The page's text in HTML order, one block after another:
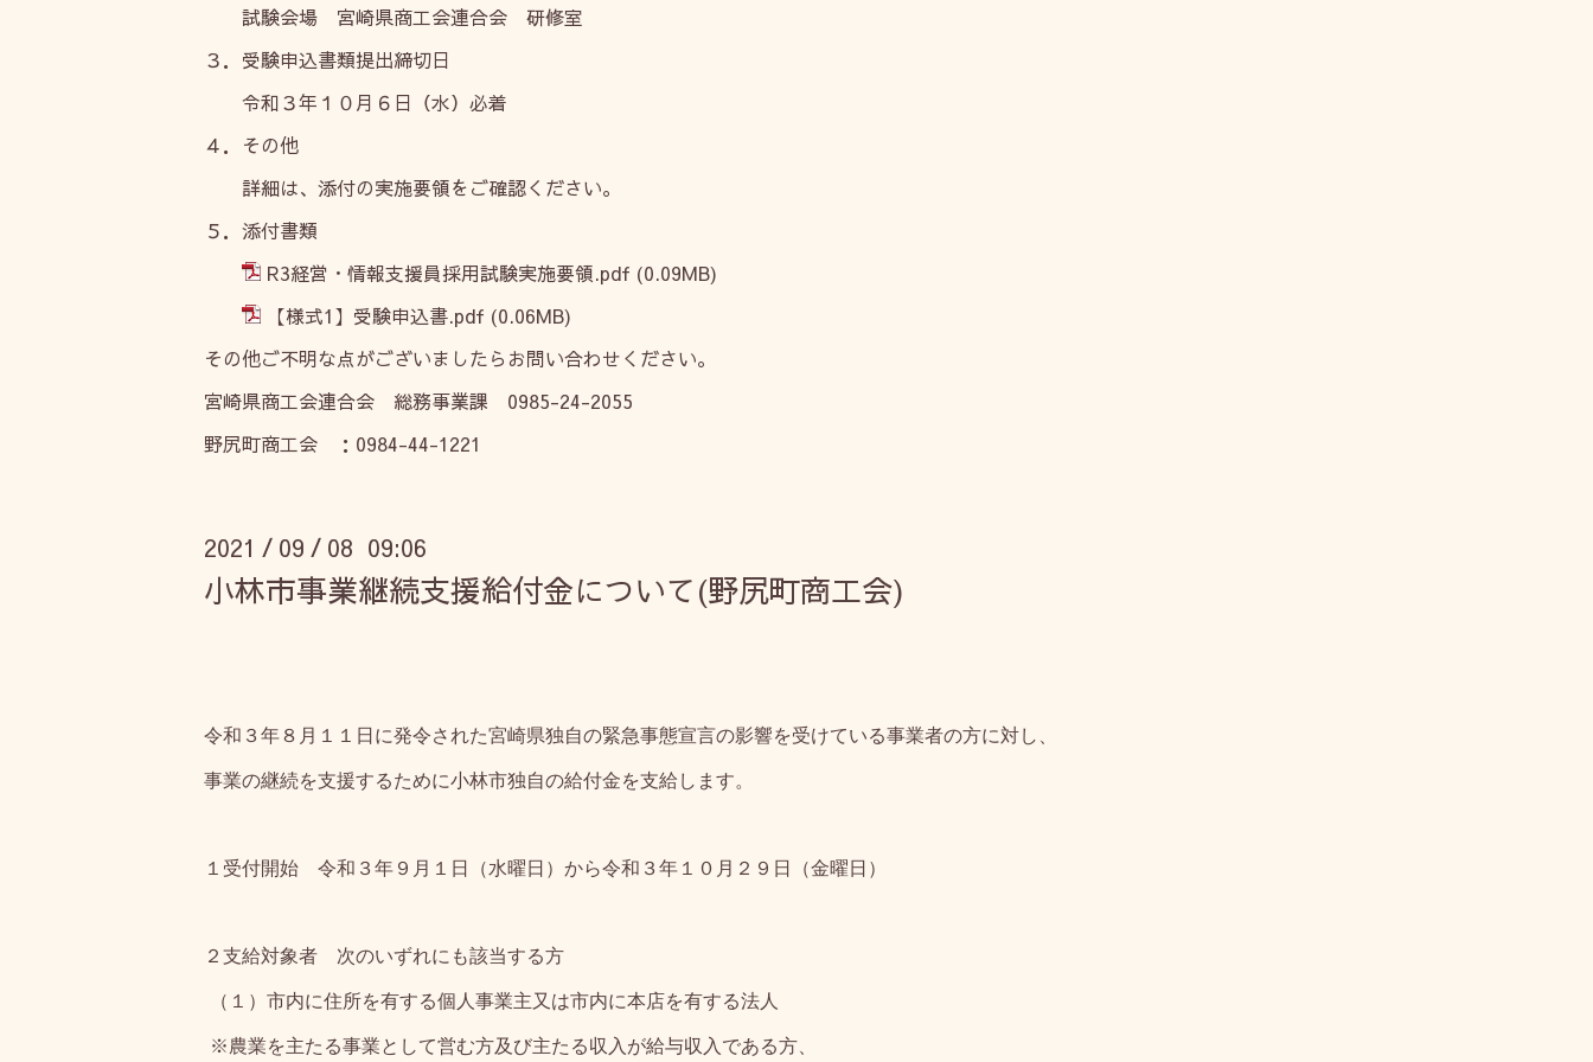
試験会場 宮崎県商工会連合会 研修室
３．受験申込書類提出締切日
令和３年１０月６日（水）必着
４．その他
詳細は、添付の実施要領をご確認ください。
５．添付書類
R3経営・情報支援員採用試験実施要領.pdf (0.09MB)
【様式1】受験申込書.pdf (0.06MB)
その他ご不明な点がございましたらお問い合わせください。
宮崎県商工会連合会 総務事業課 0985-24-2055
野尻町商工会 ：0984-44-1221
2021 / 09 / 08 09:06
小林市事業継続支援給付金について(野尻町商工会)
令和３年８月１１日に発令された宮崎県独自の緊急事態宣言の影響を受けている事業者の方に対し、
事業の継続を支援するために小林市独自の給付金を支給します。
１受付開始 令和３年９月１日（水曜日）から令和３年１０月２９日（金曜日）
２支給対象者 次のいずれにも該当する方
（１）市内に住所を有する個人事業主又は市内に本店を有する法人
※農業を主たる事業として営む方及び主たる収入が給与収入である方、